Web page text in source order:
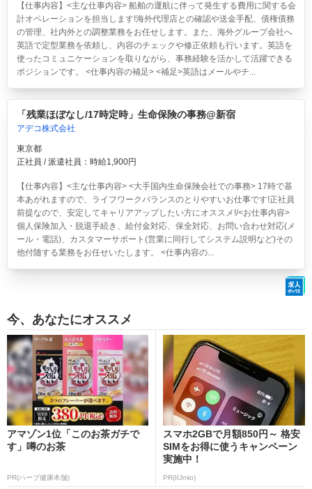
【仕事内容】<主な仕事内容> 船舶の運航に伴って発生する費用に関する会
計オペレーションを担当します!海外代理店との確認や送金手配、債権債務
の管理、社内外との調整業務をお任せします。また、海外グループ会社へ
英語で定型業務を依頼し、内容のチェックや修正依頼も行います。英語を
使ったコミュニケーションを取りながら、事務経験を活かして活躍できる
ポジションです。 <仕事内容の補足> <補足>英語はメールやチ...
「残業ほぼなし/17時定時」生命保険の事務@新宿
アデコ株式会社
東京都
正社員 / 派遣社員：時給1,900円
【仕事内容】<主な仕事内容> <大手国内生命保険会社での事務> 17時で基
本あがれますので、ライフワークバランスのとりやすいお仕事です!正社員
前提なので、安定してキャリアアップしたい方にオススメ!/<お仕事内容>
個人保険加入・脱退手続き、給付金対応、保全対応、お問い合わせ対応(メ
ール・電話)、カスタマーサポート(営業に同行してシステム説明など)その
他付随する業務をお任せいたします。 <仕事内容の...
今、あなたにオススメ
アマゾン1位「このお茶ガチで
す」噂のお茶
PR(ハーブ健康本舗)
スマホ2GBで月額850円～ 格安
SIMをお得に使うキャンペーン
実施中！
PR(IIJmio)